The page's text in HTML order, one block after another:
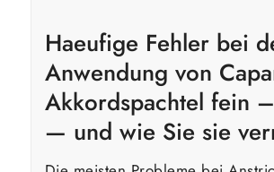
Haeufige Fehler bei
Anwendung von
Akkordspachtel fein
— und wie Sie sie